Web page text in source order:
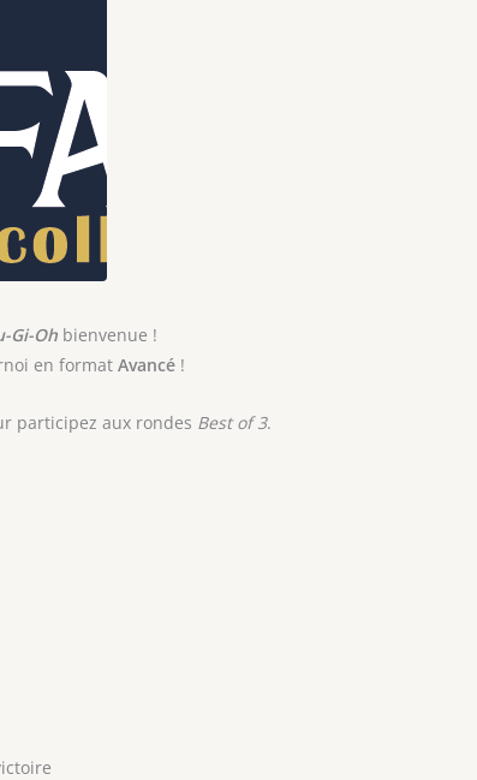
Gi-Oh bienvenue !
en format Avancé !
participez aux rondes Best of 3.